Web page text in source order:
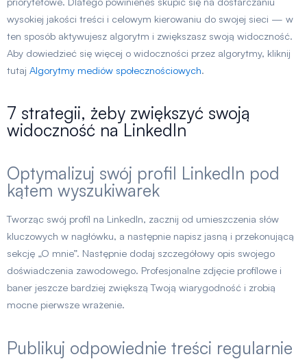
wysokiej jakości treści i celowym kierowaniu do swojej sieci — w
ten sposób aktywujesz algorytm i zwiększasz swoją widoczność.
Aby dowiedzieć się więcej o widoczności przez algorytmy, kliknij
tutaj Algorytmy mediów społecznościowych.
7 strategii, żeby zwiększyć swoją
widoczność na LinkedIn
Optymalizuj swój profil LinkedIn pod
kątem wyszukiwarek
Tworząc swój profil na LinkedIn, zacznij od umieszczenia słów
kluczowych w nagłówku, a następnie napisz jasną i przekonującą
sekcję „O mnie”. Następnie dodaj szczegółowy opis swojego
doświadczenia zawodowego. Profesjonalne zdjęcie profilowe i
baner jeszcze bardziej zwiększą Twoją wiarygodność i zrobią
mocne pierwsze wrażenie.
Publikuj odpowiednie treści regularnie